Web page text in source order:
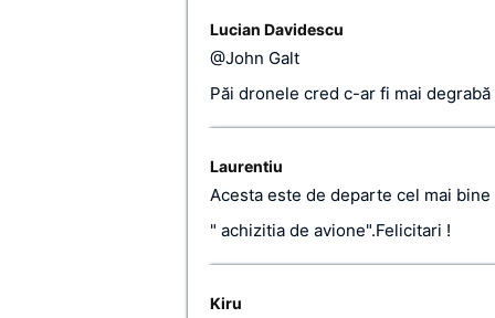
Lucian Davidescu
@John Galt
Păi dronele cred c-ar fi mai
Laurentiu
Acesta este de departe cel mai
" achizitia de avione".Felicitari !
Kiru